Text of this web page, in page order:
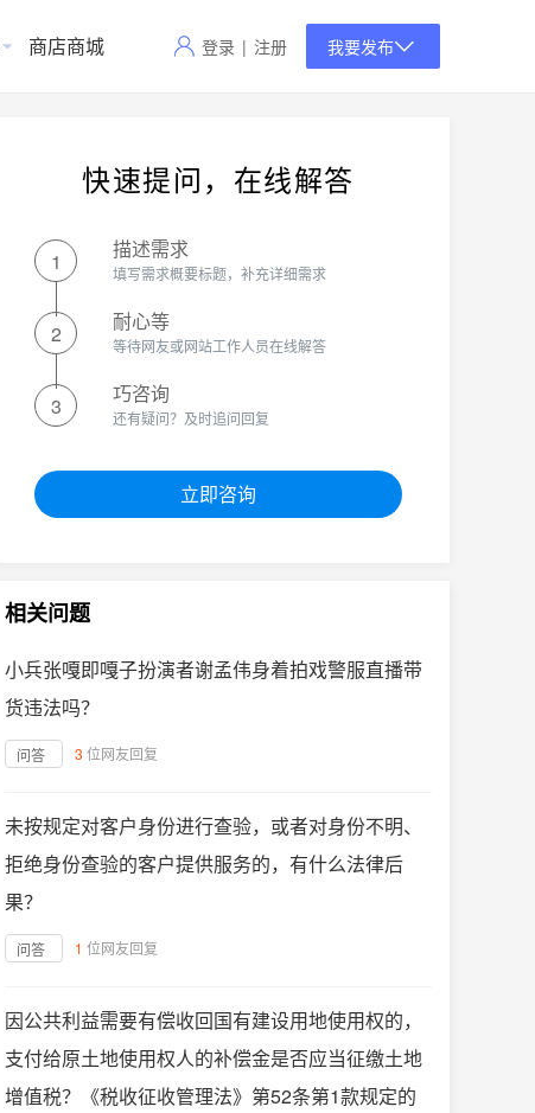
商店商城 登录 | 注册 我要发布
快速提问，在线解答
1 描述需求
填写需求概要标题，补充详细需求
2 耐心等
等待网友或网站工作人员在线解答
3 巧咨询
还有疑问？及时追问回复
立即咨询
相关问题
小兵张嘎即嘎子扮演者谢孟伟身着拍戏警服直播带
货违法吗？
问答 3 位网友回复
未按规定对客户身份进行查验，或者对身份不明、
拒绝身份查验的客户提供服务的，有什么法律后
果？
问答 1 位网友回复
因公共利益需要有偿收回国有建设用地使用权的，
支付给原土地使用权人的补偿金是否应当征缴土地
增值税？《税收征收管理法》第52条第1款规定的